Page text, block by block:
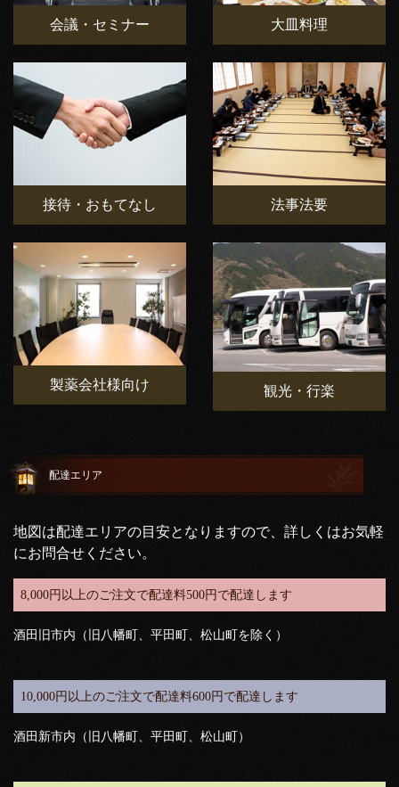
会議・セミナー 大皿料理
接待・おもてなし 法事法要
製薬会社様向け 観光・行楽
配達エリア
地図は配達エリアの目安となりますので、詳しくはお気軽
にお問合せください。
8,000円以上のご注文で配達料500円で配達します
酒田旧市内（旧八幡町、平田町、松山町を除く）
10,000円以上のご注文で配達料600円で配達します
酒田新市内（旧八幡町、平田町、松山町）